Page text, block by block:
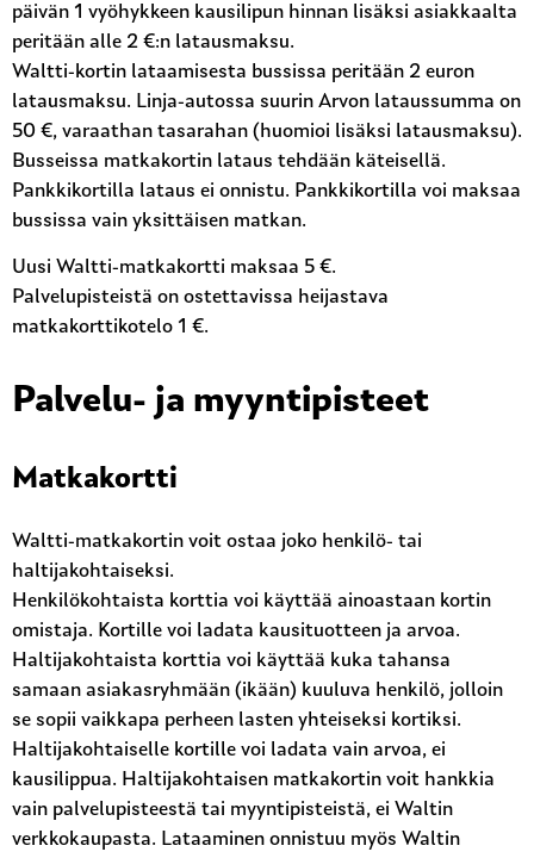
päivän 1 vyöhykkeen kausilipun hinnan lisäksi asiakkaalta
peritään alle 2 €:n latausmaksu.
Waltti-kortin lataamisesta bussissa peritään 2 euron
latausmaksu. Linja-autossa suurin Arvon lataussumma on
50 €, varaathan tasarahan (huomioi lisäksi latausmaksu).
Busseissa matkakortin lataus tehdään käteisellä.
Pankkikortilla lataus ei onnistu. Pankkikortilla voi maksaa
bussissa vain yksittäisen matkan.
Uusi Waltti-matkakortti maksaa 5 €.
Palvelupisteistä on ostettavissa heijastava
matkakorttikotelo 1 €.
Palvelu- ja myyntipisteet
Matkakortti
Waltti-matkakortin voit ostaa joko henkilö- tai
haltijakohtaiseksi.
Henkilökohtaista korttia voi käyttää ainoastaan kortin
omistaja. Kortille voi ladata kausituotteen ja arvoa.
Haltijakohtaista korttia voi käyttää kuka tahansa
samaan asiakasryhmään (ikään) kuuluva henkilö, jolloin
se sopii vaikkapa perheen lasten yhteiseksi kortiksi.
Haltijakohtaiselle kortille voi ladata vain arvoa, ei
kausilippua. Haltijakohtaisen matkakortin voit hankkia
vain palvelupisteestä tai myyntipisteistä, ei Waltin
verkkokaupasta. Lataaminen onnistuu myös Waltin